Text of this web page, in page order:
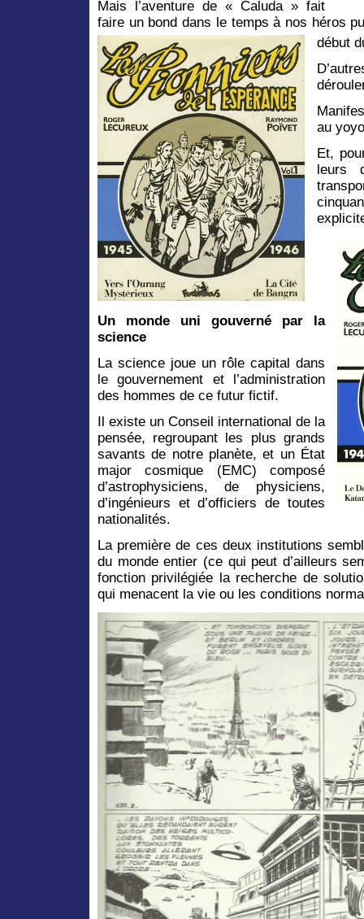
Mais l’aventure de « Caluda » fait
faire un bond dans le temps à nos héros
début
au
Et,
leurs
Un monde uni gouverné par la
science
La science joue un rôle capital dans
le gouvernement et l’administration
des hommes de ce futur fictif.
Il existe un Conseil international de la
pensée, regroupant les plus grands
savants de notre planète, et un État
major cosmique (EMC) composé
d’astrophysiciens, de physiciens,
d’ingénieurs et d’officiers de toutes
nationalités.
La première de ces deux institutions
du monde entier (ce qui peut d’ailleurs
fonction privilégiée la recherche de
qui menacent la vie ou les conditions